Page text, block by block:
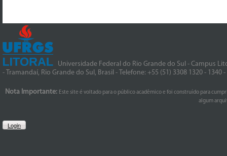
Universidade Federal do Rio Grande do Sul - Campus
- Tramandaí, Rio Grande do Sul, Brasil - Telefone: +55 (51) 3308 1320 - 1340
Nota Importante: Este site é voltado para o público acadêmico e foi construído para
algum
Login